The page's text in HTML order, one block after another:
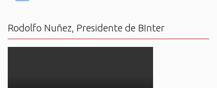
Rodolfo Nuñez, Presidente de BInter